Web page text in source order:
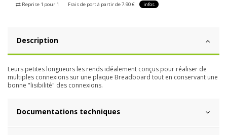
Reprise 1 pour 1 Frais de port à partir de 7.90 € infos
Description
Leurs petites longueurs les rends idéalement conçus pour réaliser de
multiples connexions sur une plaque Breadboard tout en conservant une
bonne "lisibilité" des connexions.
Documentations techniques